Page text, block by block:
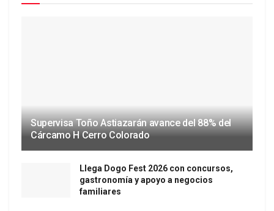
Supervisa Toño Astiazarán avance del 88% del
Cárcamo H Cerro Colorado
Llega Dogo Fest 2026 con concursos,
gastronomía y apoyo a negocios
familiares